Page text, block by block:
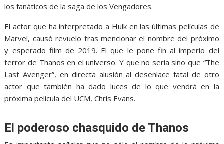
los fanáticos de la saga de los Vengadores.
El actor que ha interpretado a Hulk en las últimas películas de
Marvel, causó revuelo tras mencionar el nombre del próximo
y esperado film de 2019. El que le pone fin al imperio del
terror de Thanos en el universo. Y que no sería sino que “The
Last Avenger”, en directa alusión al desenlace fatal de otro
actor que también ha dado luces de lo que vendrá en la
próxima película del UCM, Chris Evans.
El poderoso chasquido de Thanos